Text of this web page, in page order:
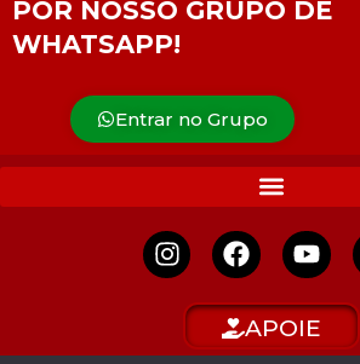
POR NOSSO GRUPO DE
WHATSAPP!
Entrar no Grupo
APOIE